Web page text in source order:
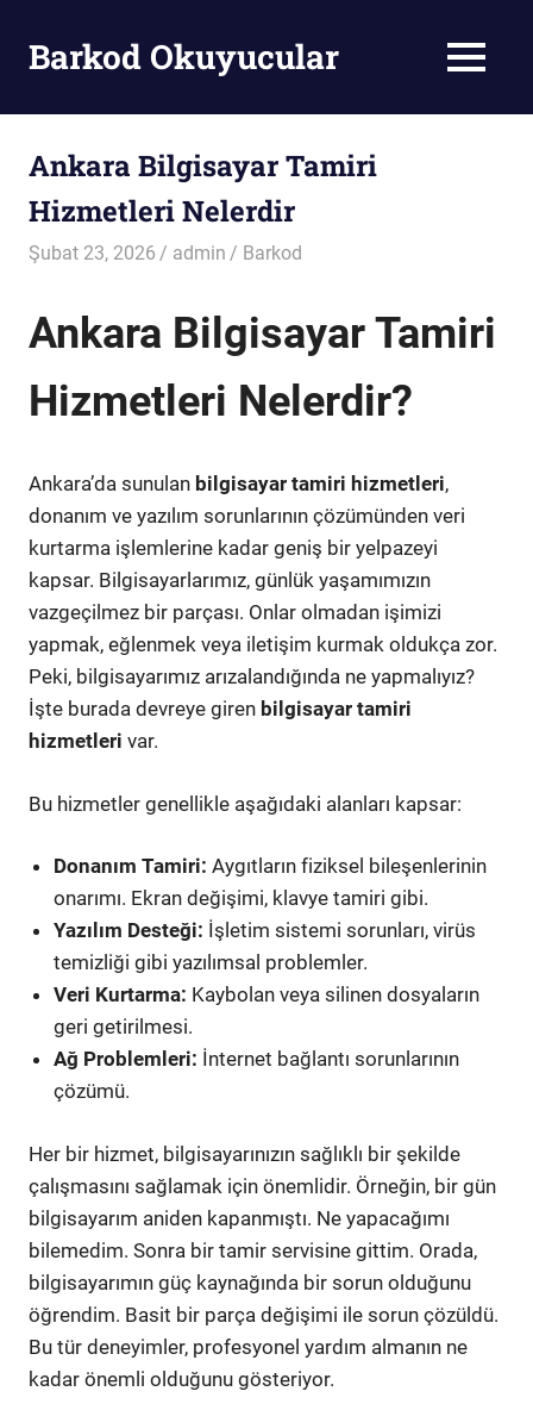
contentBarkod Okuyucular MENU
Ankara Bilgisayar Tamiri
Hizmetleri Nelerdir
Şubat 23, 2026 admin Barkod
Ankara Bilgisayar Tamiri
Hizmetleri Nelerdir?
Ankara’da sunulan bilgisayar tamiri hizmetleri,
donanım ve yazılım sorunlarının çözümünden veri
kurtarma işlemlerine kadar geniş bir yelpazeyi
kapsar. Bilgisayarlarımız, günlük yaşamımızın
vazgeçilmez bir parçası. Onlar olmadan işimizi
yapmak, eğlenmek veya iletişim kurmak oldukça zor.
Peki, bilgisayarımız arızalandığında ne yapmalıyız?
İşte burada devreye giren bilgisayar tamiri
hizmetleri var.
Bu hizmetler genellikle aşağıdaki alanları kapsar:
Donanım Tamiri: Aygıtların fiziksel bileşenlerinin
onarımı. Ekran değişimi, klavye tamiri gibi.
Yazılım Desteği: İşletim sistemi sorunları, virüs
temizliği gibi yazılımsal problemler.
Veri Kurtarma: Kaybolan veya silinen dosyaların
geri getirilmesi.
Ağ Problemleri: İnternet bağlantı sorunlarının
çözümü.
Her bir hizmet, bilgisayarınızın sağlıklı bir şekilde
çalışmasını sağlamak için önemlidir. Örneğin, bir gün
bilgisayarım aniden kapanmıştı. Ne yapacağımı
bilemedim. Sonra bir tamir servisine gittim. Orada,
bilgisayarımın güç kaynağında bir sorun olduğunu
öğrendim. Basit bir parça değişimi ile sorun çözüldü.
Bu tür deneyimler, profesyonel yardım almanın ne
kadar önemli olduğunu gösteriyor.